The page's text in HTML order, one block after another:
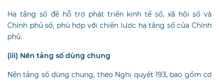
Hạ tầng số để hỗ trợ phát triển kinh tế số, xã hội số và
Chính phủ số, phù hợp với chiến lược hạ tầng số của Chính
phủ.
(iii) Nền tảng số dùng chung
Nền tảng số dùng chung, theo Nghị quyết 193, bao gồm cơ